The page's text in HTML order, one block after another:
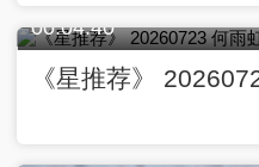
00:04:40
《星推荐》